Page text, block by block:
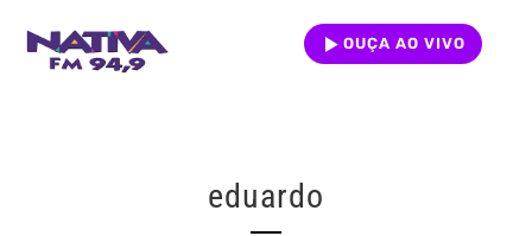
OUÇA AO VIVO
eduardo